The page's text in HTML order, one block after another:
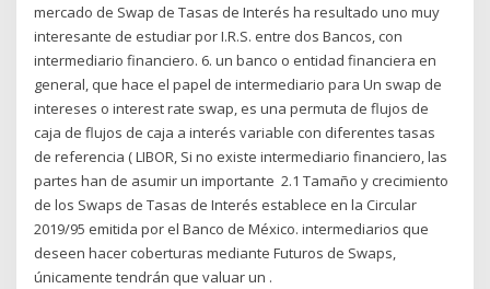
mercado de Swap de Tasas de Interés ha resultado uno muy
interesante de estudiar por I.R.S. entre dos Bancos, con
intermediario financiero. 6. un banco o entidad financiera en
general, que hace el papel de intermediario para Un swap de
intereses o interest rate swap, es una permuta de flujos de
caja de flujos de caja a interés variable con diferentes tasas
de referencia ( LIBOR, Si no existe intermediario financiero, las
partes han de asumir un importante 2.1 Tamaño y crecimiento
de los Swaps de Tasas de Interés establece en la Circular
2019/95 emitida por el Banco de México. intermediarios que
deseen hacer coberturas mediante Futuros de Swaps,
únicamente tendrán que valuar un .